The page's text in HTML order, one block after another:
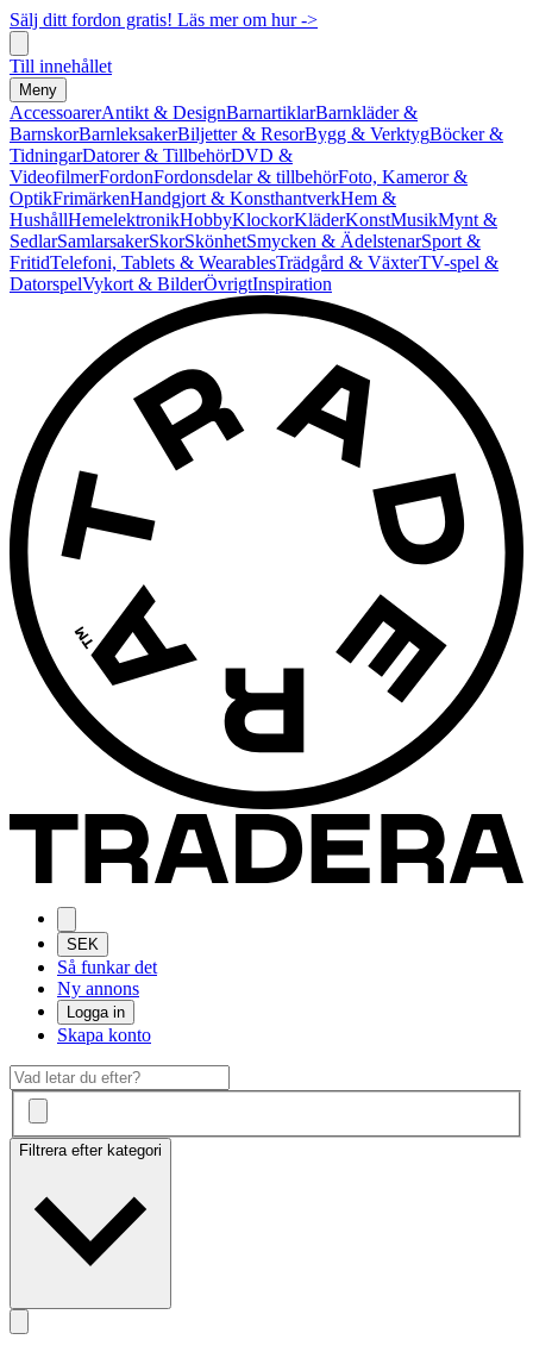
Sälj ditt fordon gratis! Läs mer om hur ->
Till innehållet
Meny
AccessoarerAntikt & DesignBarnartiklarBarnkläder &
BarnskorBarnleksakerBiljetter & ResorBygg & VerktygBöcker &
TidningarDatorer & TillbehörDVD &
VideofilmerFordonFordonsdelar & tillbehörFoto, Kameror &
OptikFrimärkenHandgjort & KonsthantverkHem &
HushållHemelektronikHobbyKlockorKläderKonstMusikMynt &
SedlarSamlarsakerSkorSkönhetSmycken & ÄdelstenarSport &
FritidTelefoni, Tablets & WearablesTrädgård & VäxterTV-spel &
DatorspelVykort & BilderÖvrigtInspiration
SEK
Så funkar det
Ny annons
Logga in
Skapa konto
Filtrera efter kategori